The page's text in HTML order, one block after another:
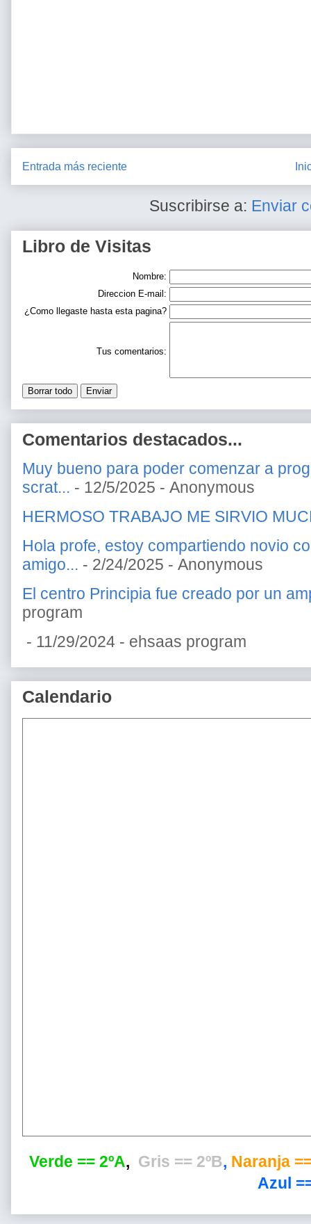
Entrada más reciente
Suscribirse a: Enviar
Libro de Visitas
Nombre:
Direccion E-mail:
¿Como llegaste hasta esta pagina?
Tus comentarios:
Comentarios destacados...
Muy bueno para poder comenzar a
scrat... - 12/5/2025 - Anonymous
HERMOSO TRABAJO ME SIRVIO
Hola profe, estoy compartiendo novio
amigo... - 2/24/2025 - Anonymous
El centro Principia fue creado por un
program
- 11/29/2024 - ehsaas program
Calendario
Verde == 2ºA, Gris == 2ºB, Naranja
Azul